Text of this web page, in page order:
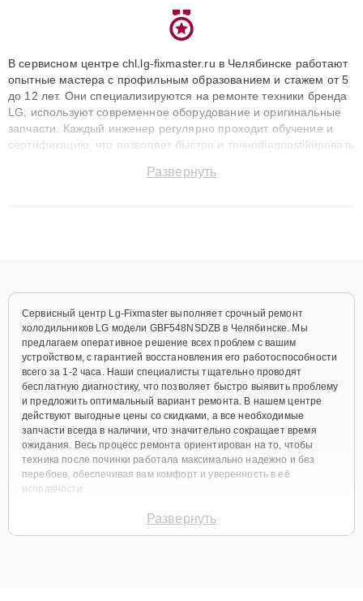
В сервисном центре chl.lg-fixmaster.ru в Челябинске работают
опытные мастера с профильным образованием и стажем от 5
до 12 лет. Они специализируются на ремонте техники бренда
LG, используют современное оборудование и оригинальные
запчасти. Каждый инженер регулярно проходит обучение и
сертификацию, что позволяет быстро и точноdiagnostikировать
до 3 лет. Наши мастера решают сложные случаи: от замены
Развернуть
Сервисный центр Lg-Fixmaster выполняет срочный ремонт
холодильников LG модели GBF548NSDZB в Челябинске. Мы
предлагаем оперативное решение всех проблем с вашим
устройством, с гарантией восстановления его работоспособности
всего за 1-2 часа. Наши специалисты тщательно проводят
бесплатную диагностику, что позволяет быстро выявить проблему
и предложить оптимальный вариант ремонта. В нашем центре
действуют выгодные цены со скидками, а все необходимые
запчасти всегда в наличии, что значительно сокращает время
ожидания. Весь процесс ремонта ориентирован на то, чтобы
техника после починки работала максимально надежно и без
перебоев, обеспечивая вам комфорт и уверенность в её
исправности.
Виды используемых
Развернуть